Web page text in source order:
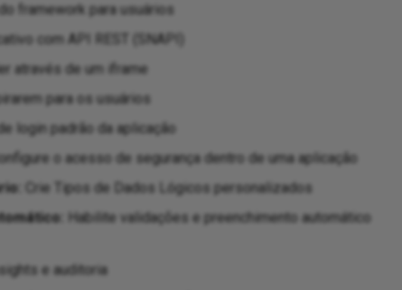
framework para usuários
com API REST (SNAPI)
através de um iframe
para os usuários
login padrão da aplicação
o acesso de segurança dentro de uma aplicação
Crie Tipos de Dados Lógicos personalizados
Habilite validações e preenchimento automático
e auditoria